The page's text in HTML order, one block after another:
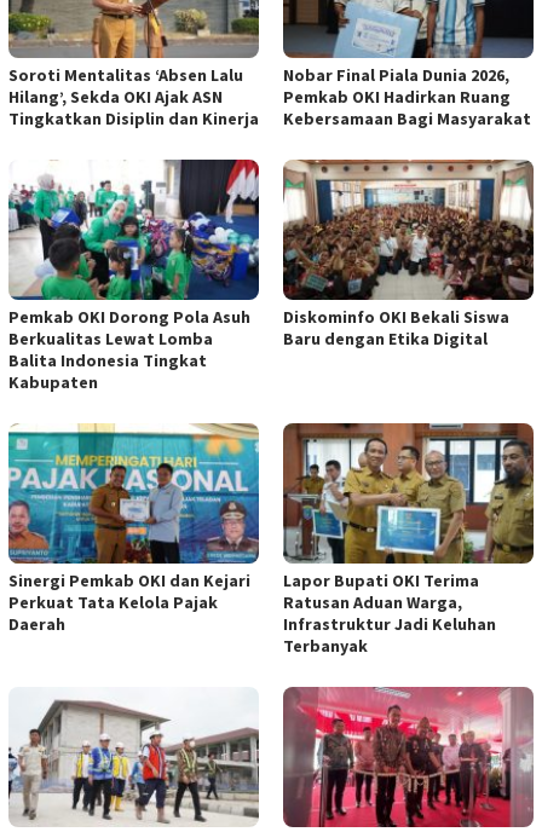
Soroti Mentalitas ‘Absen Lalu
Hilang’, Sekda OKI Ajak ASN
Tingkatkan Disiplin dan Kinerja
Nobar Final Piala Dunia 2026,
Pemkab OKI Hadirkan Ruang
Kebersamaan Bagi Masyarakat
Pemkab OKI Dorong Pola Asuh
Berkualitas Lewat Lomba
Balita Indonesia Tingkat
Kabupaten
Diskominfo OKI Bekali Siswa
Baru dengan Etika Digital
Sinergi Pemkab OKI dan Kejari
Perkuat Tata Kelola Pajak
Daerah
Lapor Bupati OKI Terima
Ratusan Aduan Warga,
Infrastruktur Jadi Keluhan
Terbanyak